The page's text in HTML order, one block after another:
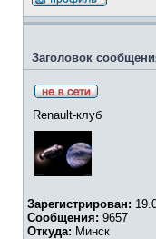
Заголовок
Renault-клуб
Зарегистрирован:
Сообщения: 9657
Откуда: Минск